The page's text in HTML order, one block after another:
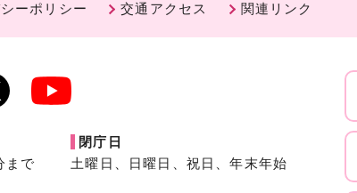
ーポリシー 交通アクセス 関連リンク
まで
閉庁日
土曜日、日曜日、祝日、年末年始